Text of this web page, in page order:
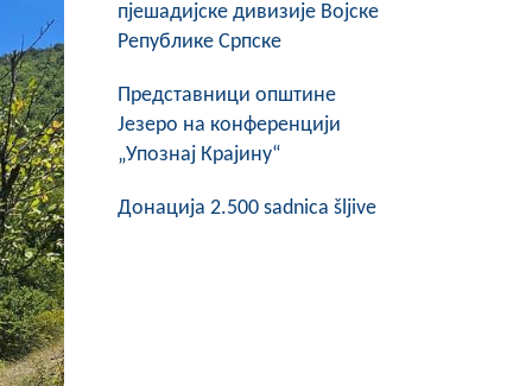
пјешадијске дивизије Војске
Републике Српске
Представници општине
Језеро на конференцији
„Упознај Крајину“
Донација 2.500 sadnica šljive